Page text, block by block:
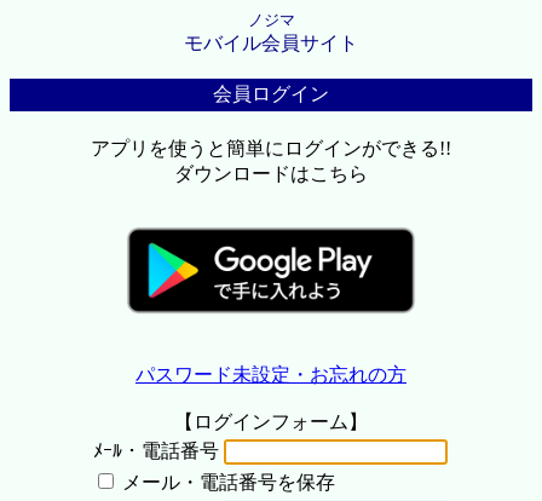
ノジマ
モバイル会員サイト
会員ログイン
アプリを使うと簡単にログインができる!!
ダウンロードはこちら
パスワード未設定・お忘れの方
【ログインフォーム】
ﾒｰﾙ・電話番号
メール・電話番号を保存